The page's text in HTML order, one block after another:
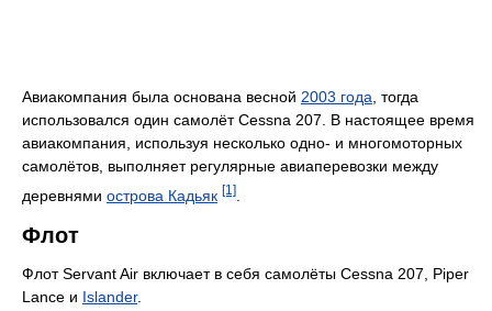
Авиакомпания была основана весной 2003 года , тогда
использовался один самолёт Cessna 207. В настоящее время
авиакомпания, используя несколько одно- и многомоторных
самолётов, выполняет регулярные авиаперевозки между
деревнями острова Кадьяк [1]
Флот
Флот Servant Air включает в себя самолёты Cessna 207, Piper
Lance и Islander.